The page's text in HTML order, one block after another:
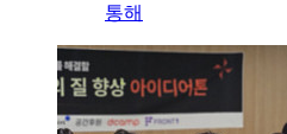
통해